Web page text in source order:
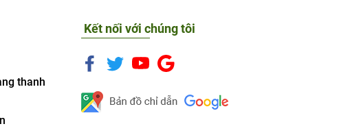
thanh
Kết nối với chúng tôi